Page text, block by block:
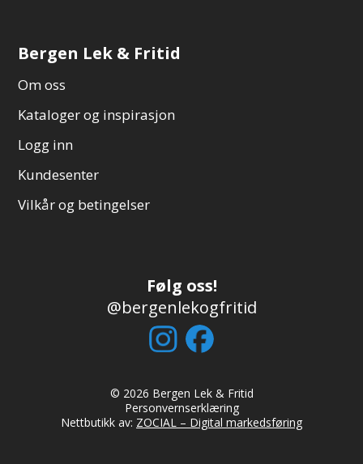
Bergen Lek & Fritid
Om oss
Kataloger og inspirasjon
Logg inn
Kundesenter
Vilkår og betingelser
Følg oss!
@bergenlekogfritid
© 2026 Bergen Lek & Fritid
Personvernserklæring
Nettbutikk av: ZOCIAL – Digital markedsføring